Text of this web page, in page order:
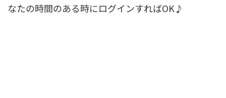
なたの時間のある時にログインすればOK♪